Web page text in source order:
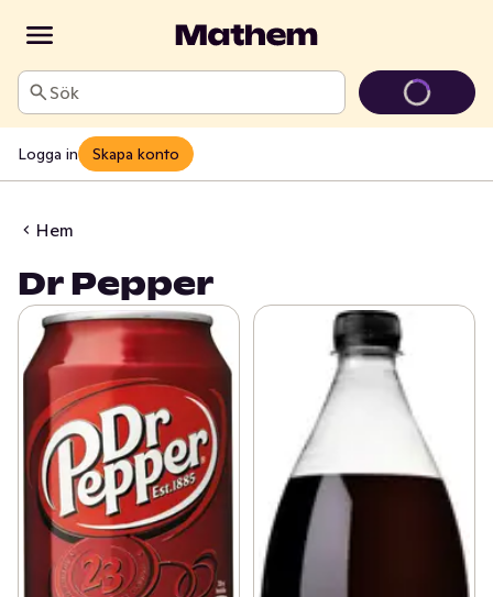
Sök
Logga in Skapa konto
Hem
Dr Pepper